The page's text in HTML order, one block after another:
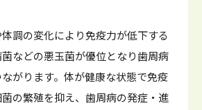
調の変化により免疫力が低下する
などの悪玉菌が優位となり歯周病
がります。体が健康な状態で免疫
の繁殖を抑え、歯周病の発症・進